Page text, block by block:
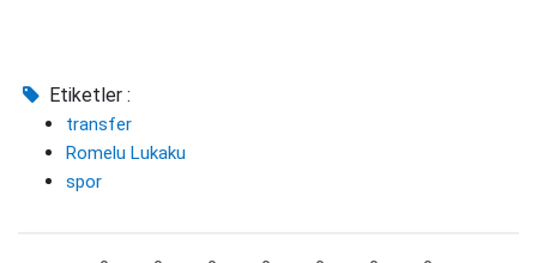
Etiketler :
transfer
Romelu Lukaku
spor